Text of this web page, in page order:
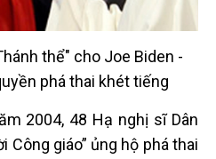
thể" cho Joe Biden -
phá thai khét tiếng
2004, 48 Hạ nghị sĩ Dân
Công giáo” ủng hộ phá thai